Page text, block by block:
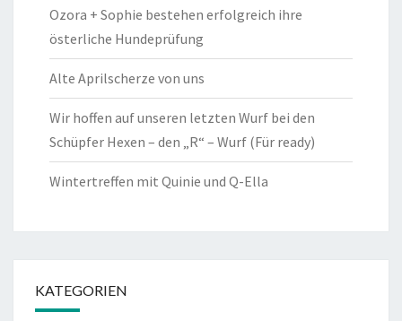
Ozora + Sophie bestehen erfolgreich ihre
österliche Hundeprüfung
Alte Aprilscherze von uns
Wir hoffen auf unseren letzten Wurf bei den
Schüpfer Hexen – den „R“ – Wurf (Für ready)
Wintertreffen mit Quinie und Q-Ella
KATEGORIEN